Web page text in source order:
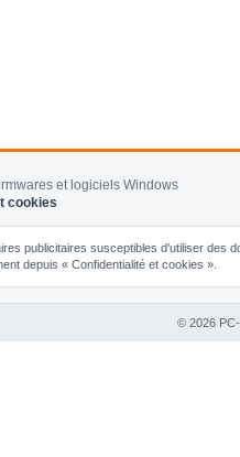
et logiciels Windows
cookies
publicitaires susceptibles d'utiliser
depuis « Confidentialité et cookies ».
© 2026